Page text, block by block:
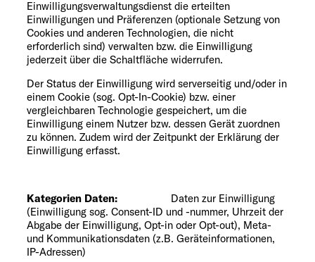
Einwilligungsverwaltungsdienst die erteilten
Einwilligungen und Präferenzen (optionale Setzung von
Cookies und anderen Technologien, die nicht
erforderlich sind) verwalten bzw. die Einwilligung
jederzeit über die Schaltfläche widerrufen.
Der Status der Einwilligung wird serverseitig und/oder in
einem Cookie (sog. Opt-In-Cookie) bzw. einer
vergleichbaren Technologie gespeichert, um die
Einwilligung einem Nutzer bzw. dessen Gerät zuordnen
zu können. Zudem wird der Zeitpunkt der Erklärung der
Einwilligung erfasst.
Kategorien Daten: Daten zur Einwilligung
(Einwilligung sog. Consent-ID und -nummer, Uhrzeit der
Abgabe der Einwilligung, Opt-in oder Opt-out), Meta-
und Kommunikationsdaten (z.B. Geräteinformationen,
IP-Adressen)